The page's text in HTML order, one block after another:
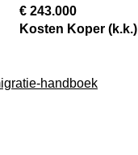
€ 243.000
Kosten Koper (k.k.)
handboek